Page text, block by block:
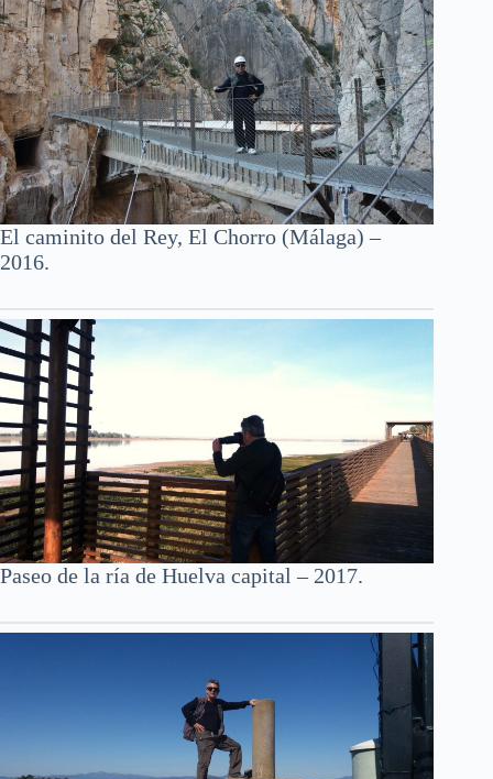
El caminito del Rey, El Chorro (Málaga) –
2016.
Paseo de la ría de Huelva capital – 2017.